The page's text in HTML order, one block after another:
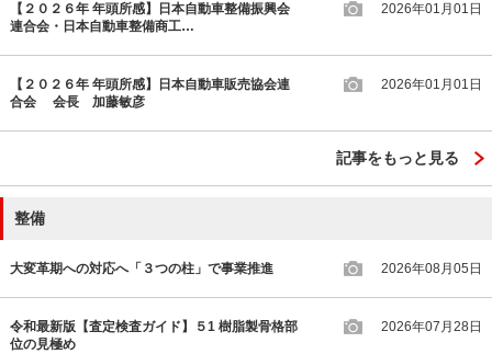
【２０２６年 年頭所感】日本自動車整備振興会
連合会・日本自動車整備商工…
2026年01月01日
【２０２６年 年頭所感】日本自動車販売協会連
合会 会長 加藤敏彦
2026年01月01日
記事をもっと見る
整備
大変革期への対応へ「３つの柱」で事業推進 2026年08月05日
令和最新版【査定検査ガイド】５1 樹脂製骨格部
位の見極め
2026年07月28日